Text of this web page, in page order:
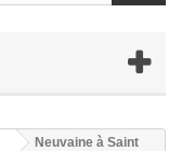
Neuvaine à Saint